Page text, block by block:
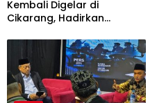
Kembali Digelar di
Cikarang, Hadirkan
Indonesia dan Jepang